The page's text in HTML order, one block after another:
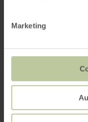
Marketing